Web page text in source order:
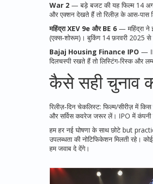
War 2 — बड़े बजट की यह फिल्म 14
और एक्शन देखते हैं तो रिलीज़ के आस-पास
महिंद्रा XEV 9e और BE 6 — महिंद्रा
(एक्स‑शोरूम)। बुकिंग 14 फ़रवरी 2025 से
Bajaj Housing Finance IPO —
दिलचस्पी रखते हैं तो लिस्टिंग‑रिस्क और
कैसे सही चुनाव
रिलीज़‑दिन चेकलिस्ट: फिल्म/सीरीज़ में
और सर्विस कवरेज जरूर लें। IPO में
हम हर नई घोषणा के साथ छोटे but
उपलब्धता की नोटिफिकेशन मिलती रहे।
हम जवाब दे देंगे।